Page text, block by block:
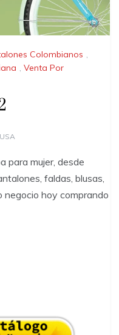
Colombianos ,
, Venta Por
para mujer, desde
faldas, blusas,
negocio hoy comprando